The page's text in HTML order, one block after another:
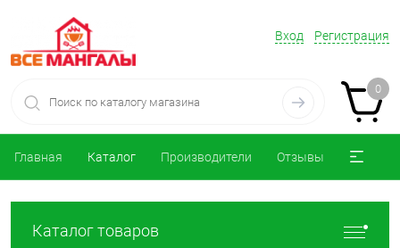
Вход Регистрация
0
Главная Каталог Производители Отзывы
Каталог товаров